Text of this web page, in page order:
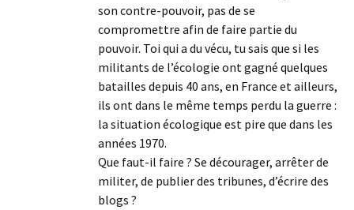
son contre-pouvoir, pas de se
compromettre afin de faire partie du
pouvoir. Toi qui a du vécu, tu sais que si les
militants de l’écologie ont gagné quelques
batailles depuis 40 ans, en France et ailleurs,
ils ont dans le même temps perdu la guerre :
la situation écologique est pire que dans les
années 1970.
Que faut-il faire ? Se décourager, arrêter de
militer, de publier des tribunes, d’écrire des
blogs ?